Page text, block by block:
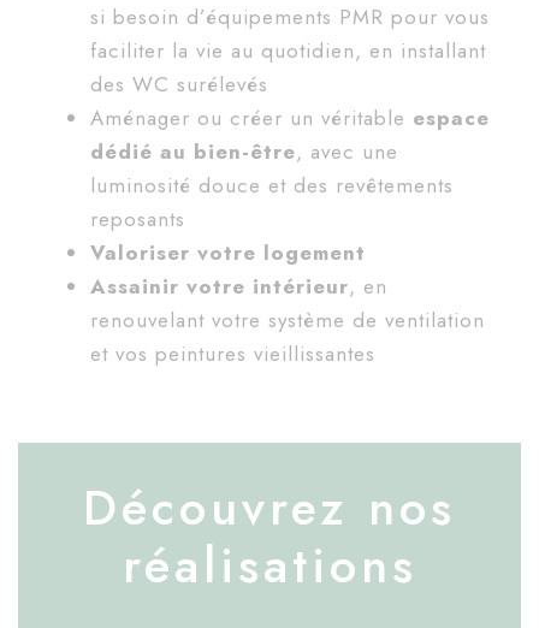
si besoin d’équipements PMR pour vous
faciliter la vie au quotidien, en installant
des WC surélevés
Aménager ou créer un véritable espace
dédié au bien-être, avec une
luminosité douce et des revêtements
reposants
Valoriser votre logement
Assainir votre intérieur, en
renouvelant votre système de ventilation
et vos peintures vieillissantes
Découvrez nos
réalisations